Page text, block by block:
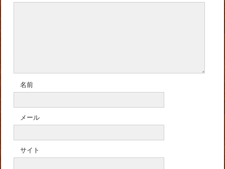
名前
メール
サイト